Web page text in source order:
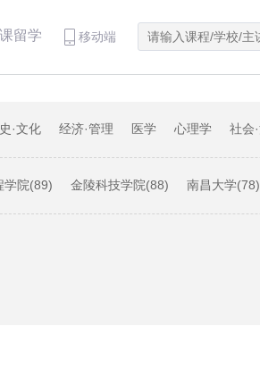
留学 移动端
·文化 经济·管理 医学 心理学 社会
学院(89) 金陵科技学院(88) 南昌大学(78)